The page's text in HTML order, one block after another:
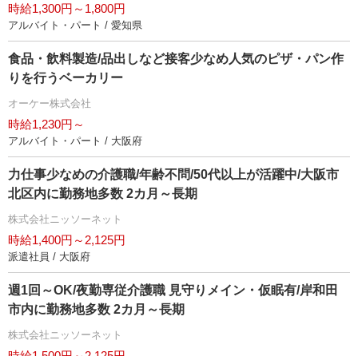
時給1,300円～1,800円
アルバイト・パート / 愛知県
食品・飲料製造/品出しなど接客少なめ人気のピザ・パン作
りを行うベーカリー
オーケー株式会社
時給1,230円～
アルバイト・パート / 大阪府
力仕事少なめの介護職/年齢不問/50代以上が活躍中/大阪市
北区内に勤務地多数 2カ月～長期
株式会社ニッソーネット
時給1,400円～2,125円
派遣社員 / 大阪府
週1回～OK/夜勤専従介護職 見守りメイン・仮眠有/岸和田
市内に勤務地多数 2カ月～長期
株式会社ニッソーネット